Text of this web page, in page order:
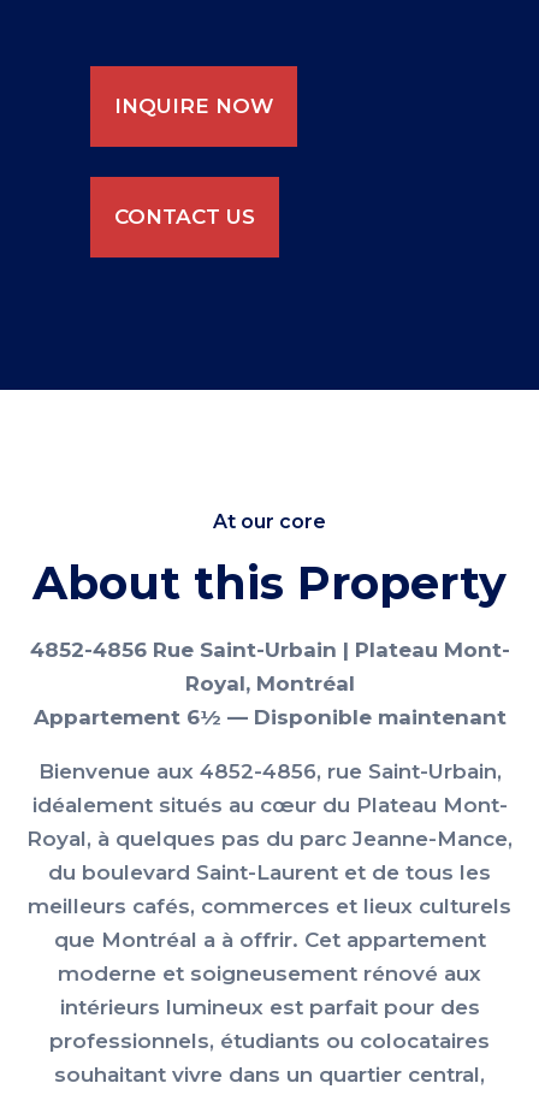
INQUIRE NOW
CONTACT US
At our core
About this Property
4852-4856 Rue Saint-Urbain | Plateau Mont-
Royal, Montréal
Appartement 6½ — Disponible maintenant
Bienvenue aux 4852-4856, rue Saint-Urbain,
idéalement situés au cœur du Plateau Mont-
Royal, à quelques pas du parc Jeanne-Mance,
du boulevard Saint-Laurent et de tous les
meilleurs cafés, commerces et lieux culturels
que Montréal a à offrir. Cet appartement
moderne et soigneusement rénové aux
intérieurs lumineux est parfait pour des
professionnels, étudiants ou colocataires
souhaitant vivre dans un quartier central,